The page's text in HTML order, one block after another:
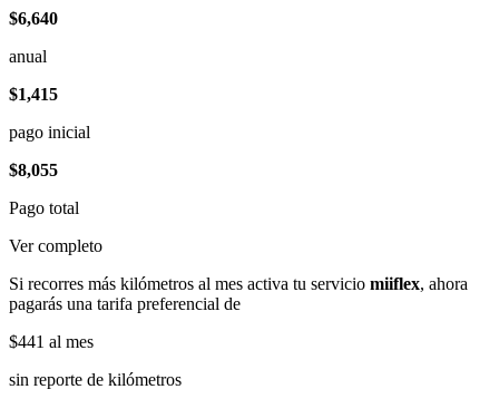
$6,640
anual
$1,415
pago inicial
$8,055
Pago total
Ver completo
Si recorres más kilómetros al mes activa tu servicio miiflex, ahora
pagarás una tarifa preferencial de
$441 al mes
sin reporte de kilómetros